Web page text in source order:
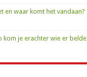
en waar komt het vandaan?
kom je erachter wie er belde